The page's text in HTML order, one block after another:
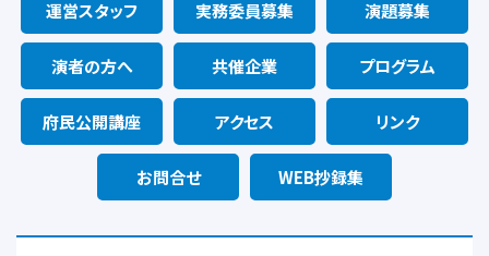
運営スタッフ 実務委員募集 演題募集
演者の方へ 共催企業 プログラム
府民公開講座 アクセス リンク
お問合せ WEB抄録集